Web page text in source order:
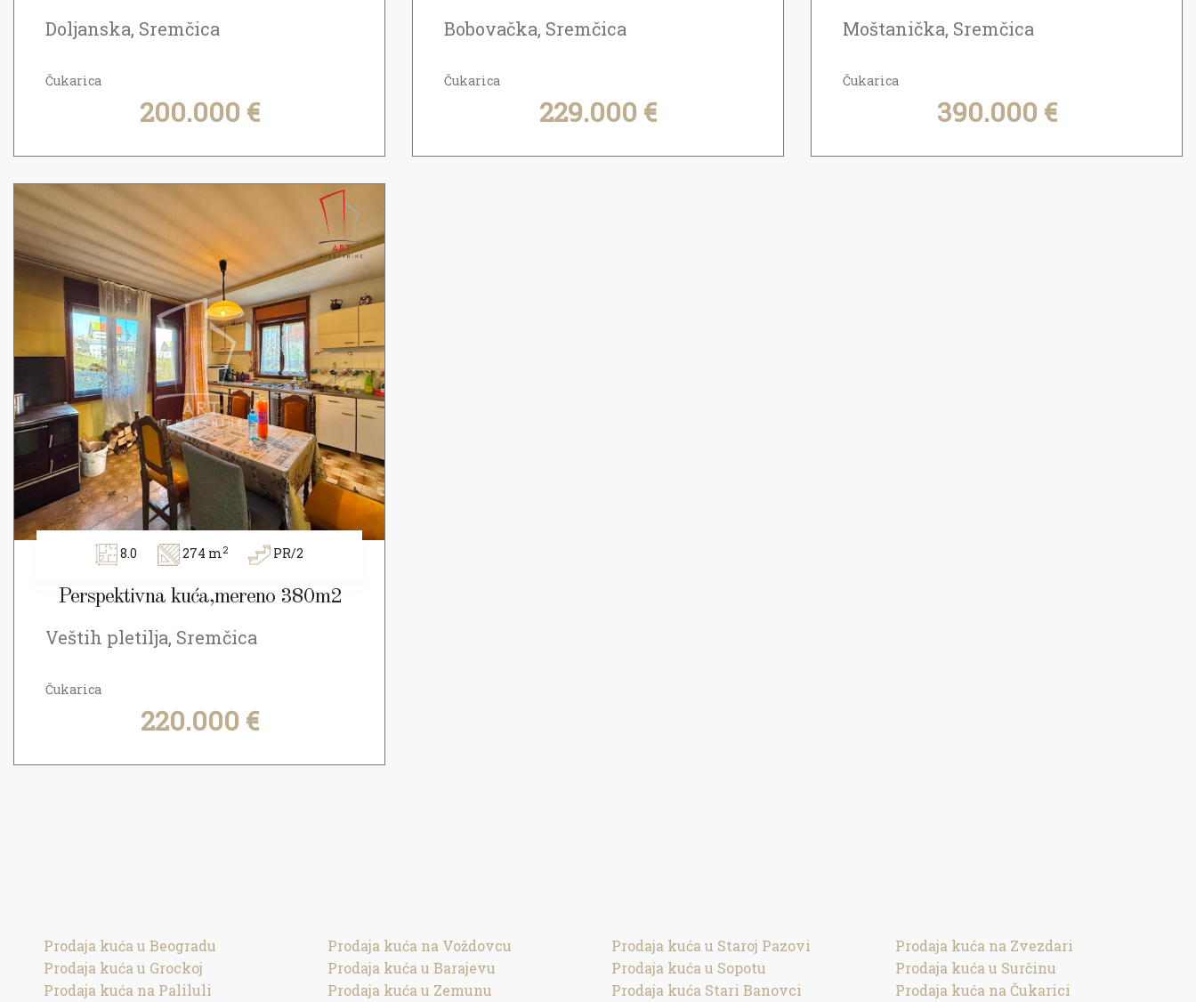
Doljanska, Sremčica
Čukarica
200.000 €
Bobovačka, Sremčica
Čukarica
229.000 €
Moštanička, Sremčica
Čukarica
390.000 €
8.0 274 m2 PR/2
Perspektivna kuća,mereno 380m2
Veštih pletilja, Sremčica
Čukarica
220.000 €
Prodaja kuća u Beogradu
Prodaja kuća u Grockoj
Prodaja kuća na Paliluli
Prodaja kuća na Voždovcu
Prodaja kuća u Barajevu
Prodaja kuća u Zemunu
Prodaja kuća u Staroj Pazovi
Prodaja kuća u Sopotu
Prodaja kuća Stari Banovci
Prodaja kuća na Zvezdari
Prodaja kuća u Surčinu
Prodaja kuća na Čukarici